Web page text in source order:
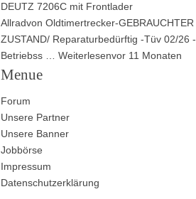
DEUTZ 7206C mit Frontlader
Allradvon Oldtimertrecker-GEBRAUCHTER
ZUSTAND/ Reparaturbedürftig -Tüv 02/26 -
Betriebss … Weiterlesenvor 11 Monaten
Menue
Forum
Unsere Partner
Unsere Banner
Jobbörse
Impressum
Datenschutzerklärung